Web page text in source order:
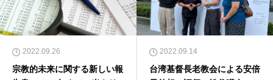
2022.09.26
宗教的未来に関する新しい報
2022.09.14
台湾基督長老教会による安倍